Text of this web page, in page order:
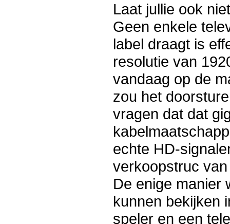
Laat jullie ook
Geen enkele
label draagt is
resolutie van
vandaag op de
zou het
vragen dat dat
echte HD-
verkoopstruc
De enige manier
kunnen bekijken
speler en een